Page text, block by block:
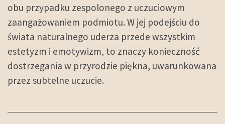
obu przypadku zespolonego z uczuciowym
zaangażowaniem podmiotu. W jej podejściu do
świata naturalnego uderza przede wszystkim
estetyzm i emotywizm, to znaczy konieczność
dostrzegania w przyrodzie piękna, uwarunkowana
przez subtelne uczucie.